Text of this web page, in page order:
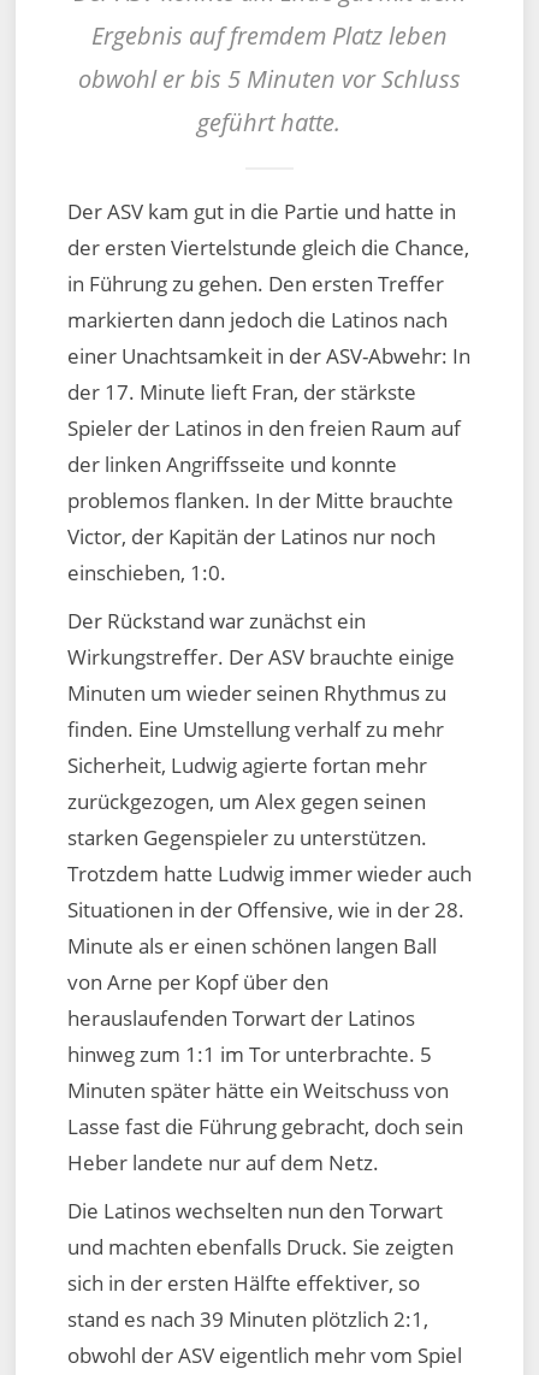
Ergebnis auf fremdem Platz leben
obwohl er bis 5 Minuten vor Schluss
geführt hatte.
Der ASV kam gut in die Partie und hatte in
der ersten Viertelstunde gleich die Chance,
in Führung zu gehen. Den ersten Treffer
markierten dann jedoch die Latinos nach
einer Unachtsamkeit in der ASV-Abwehr: In
der 17. Minute lieft Fran, der stärkste
Spieler der Latinos in den freien Raum auf
der linken Angriffsseite und konnte
problemos flanken. In der Mitte brauchte
Victor, der Kapitän der Latinos nur noch
einschieben, 1:0.
Der Rückstand war zunächst ein
Wirkungstreffer. Der ASV brauchte einige
Minuten um wieder seinen Rhythmus zu
finden. Eine Umstellung verhalf zu mehr
Sicherheit, Ludwig agierte fortan mehr
zurückgezogen, um Alex gegen seinen
starken Gegenspieler zu unterstützen.
Trotzdem hatte Ludwig immer wieder auch
Situationen in der Offensive, wie in der 28.
Minute als er einen schönen langen Ball
von Arne per Kopf über den
herauslaufenden Torwart der Latinos
hinweg zum 1:1 im Tor unterbrachte. 5
Minuten später hätte ein Weitschuss von
Lasse fast die Führung gebracht, doch sein
Heber landete nur auf dem Netz.
Die Latinos wechselten nun den Torwart
und machten ebenfalls Druck. Sie zeigten
sich in der ersten Hälfte effektiver, so
stand es nach 39 Minuten plötzlich 2:1,
obwohl der ASV eigentlich mehr vom Spiel